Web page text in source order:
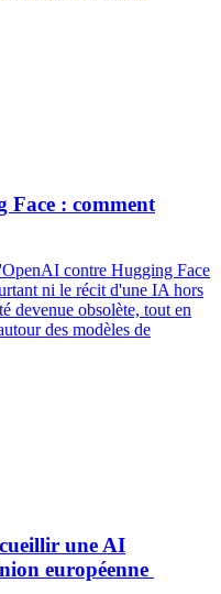
Face : comment
contre Hugging Face
ni le récit d'une IA hors
devenue obsolète, tout en
des modèles de
une AI
européenne